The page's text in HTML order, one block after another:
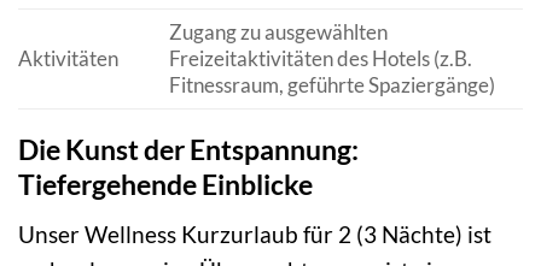
Aktivitäten
Zugang zu ausgewählten
Freizeitaktivitäten des Hotels (z.B.
Fitnessraum, geführte Spaziergänge)
Die Kunst der Entspannung:
Tiefergehende Einblicke
Unser Wellness Kurzurlaub für 2 (3 Nächte) ist